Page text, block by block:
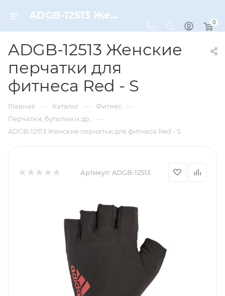
ADGB-12513 Женские перчатки для фитнеса Red - S – купить по цене 1290 руб. в интернет-магазине Dynamic-Sport
0
ADGB-12513 Женские
перчатки для
фитнеса Red - S
Главная — Каталог — Фитнес —
Перчатки, бутылки и др. —
ADGB-12513 Женские перчатки для фитнеса Red - S
Артикул: ADGB-12513